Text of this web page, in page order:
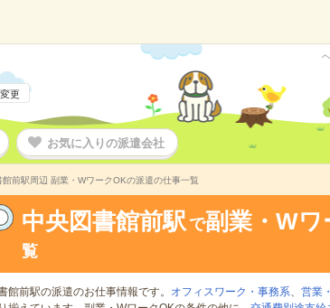
更
お気に入りの派遣会社
館前駅周辺 副業・WワークOKの派遣の仕事一覧
中央図書館前駅 で副業・Wワ
覧
館前駅の派遣のお仕事情報です。 オフィスワーク・事務系、 営業